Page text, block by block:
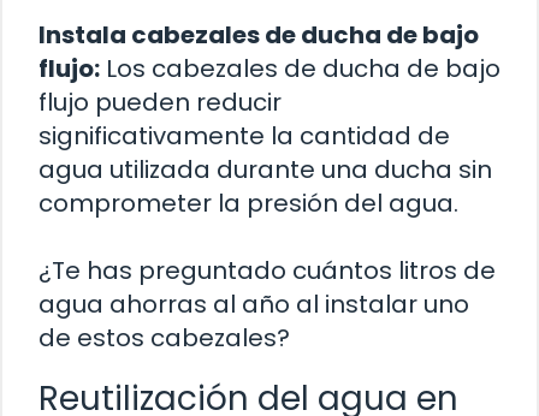
Instala cabezales de ducha de bajo
flujo: Los cabezales de ducha de bajo
flujo pueden reducir
significativamente la cantidad de
agua utilizada durante una ducha sin
comprometer la presión del agua.
¿Te has preguntado cuántos litros de
agua ahorras al año al instalar uno
de estos cabezales?
Reutilización del agua en